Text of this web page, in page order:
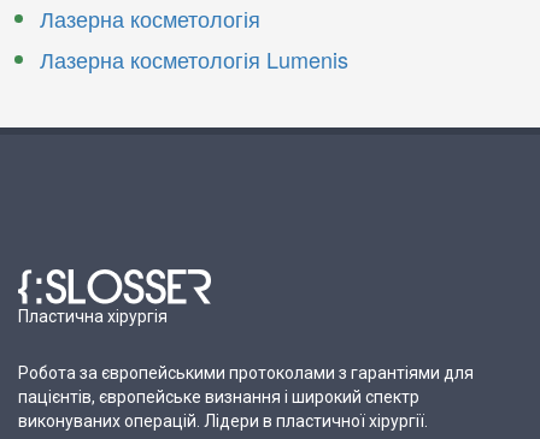
Лазерна косметологія
Лазерна косметологія Lumenis
Пластична хірургія
Робота за європейськими протоколами з гарантіями для
пацієнтів, європейське визнання і широкий спектр
виконуваних операцій. Лідери в пластичної хірургії.